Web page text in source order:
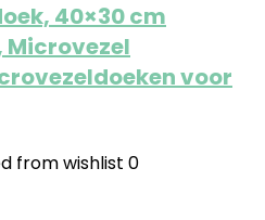
40×30 cm
Microvezel
voor
from wishlist 0